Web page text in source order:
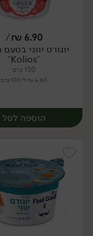
יח׳
6.90
₪
/
יוגורט יווני
'Kolios'
150 גרם
4.60 ₪ ל-100 גרם
הוספה לסל